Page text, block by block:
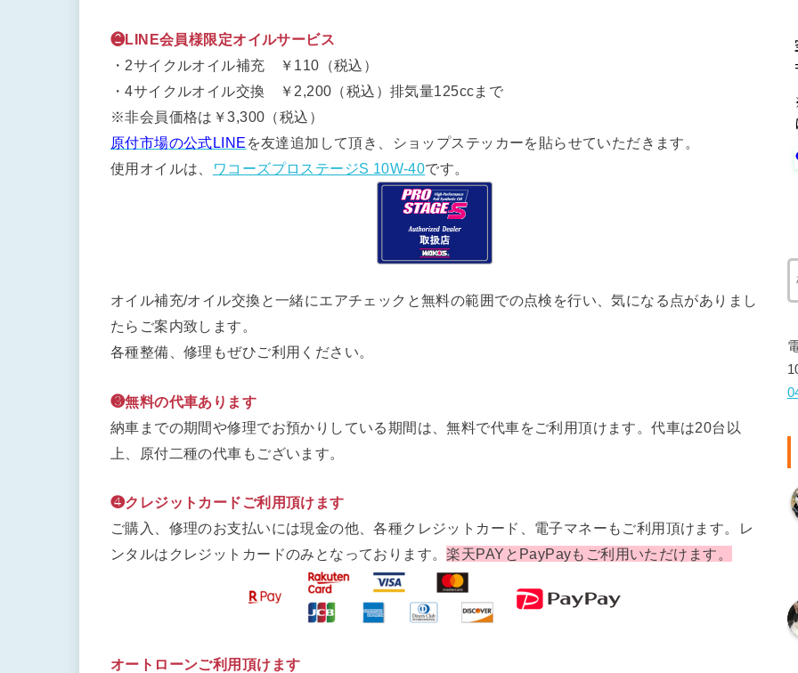
❷LINE会員様限定オイルサービス
・2サイクルオイル補充 ￥110（税込）
・4サイクルオイル交換 ￥2,200（税込）排気量125ccまで
※非会員価格は￥3,300（税込）
原付市場の公式LINE を友達追加して頂き、ショップステッカーを貼らせていただきます。
使用オイルは、
ワコーズプロステージS 10W-40です。
オイル補充/オイル交換と一緒にエアチェックと無料の範囲での点検を行い、気になる点がありまし
たらご案内致します。
各種整備、修理もぜひご利用ください。
❸無料の代車あります
納車までの期間や修理でお預かりしている期間は、無料で代車をご利用頂けます。代車は20台以
上、原付二種の代車もございます。
❹クレジットカードご利用頂けます
ご購入、修理のお支払いには現金の他、各種クレジットカード、電子マネーもご利用頂けます。レ
ンタルはクレジットカードのみとなっております。楽天PAYとPayPayもご利用いただけます。
オートローンご利用頂けます